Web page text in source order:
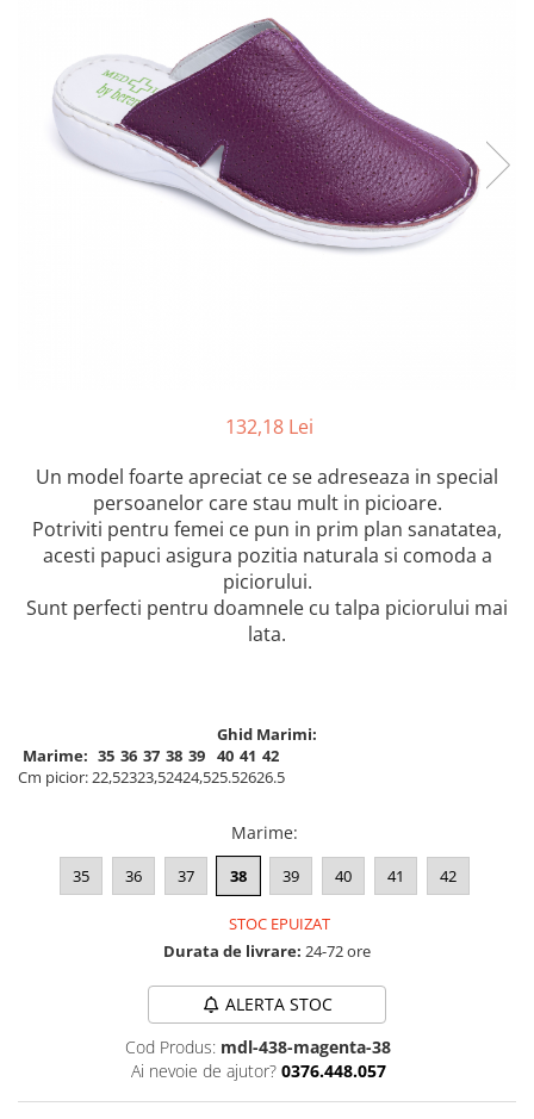
Vesna
Dr. Feet
132,18 Lei
Un model foarte apreciat ce se adreseaza in special
persoanelor care stau mult in picioare.
Potriviti pentru femei ce pun in prim plan sanatatea,
acesti papuci asigura pozitia naturala si comoda a
piciorului.
Sunt perfecti pentru doamnele cu talpa piciorului mai
lata.
Ghid Marimi:
Marime: 35 36 37 38 39 40 41 42
Cm picior:22,52323,52424,525.52626.5
Marime:
35 36 37 38 39 40 41 42
STOC EPUIZAT
Durata de livrare: 24-72 ore
ALERTA STOC
Cod Produs: mdl-438-magenta-38
Ai nevoie de ajutor? 0376.448.057